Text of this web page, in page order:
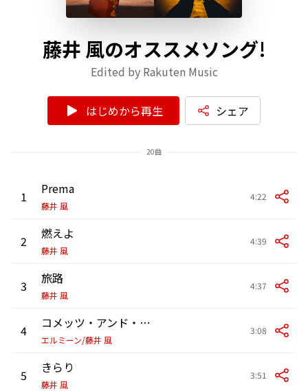
藤井 風のオススメソング!
Edited by Rakuten Music
はじめから再生 シェア
20曲
1 Prema
藤井 風
4:22
2 燃えよ
藤井 風
4:39
3 旅路
藤井 風
4:37
4 コメッツ・アンド・ゴールド
エルミーン/藤井 風
3:08
5 きらり
藤井 風
3:51